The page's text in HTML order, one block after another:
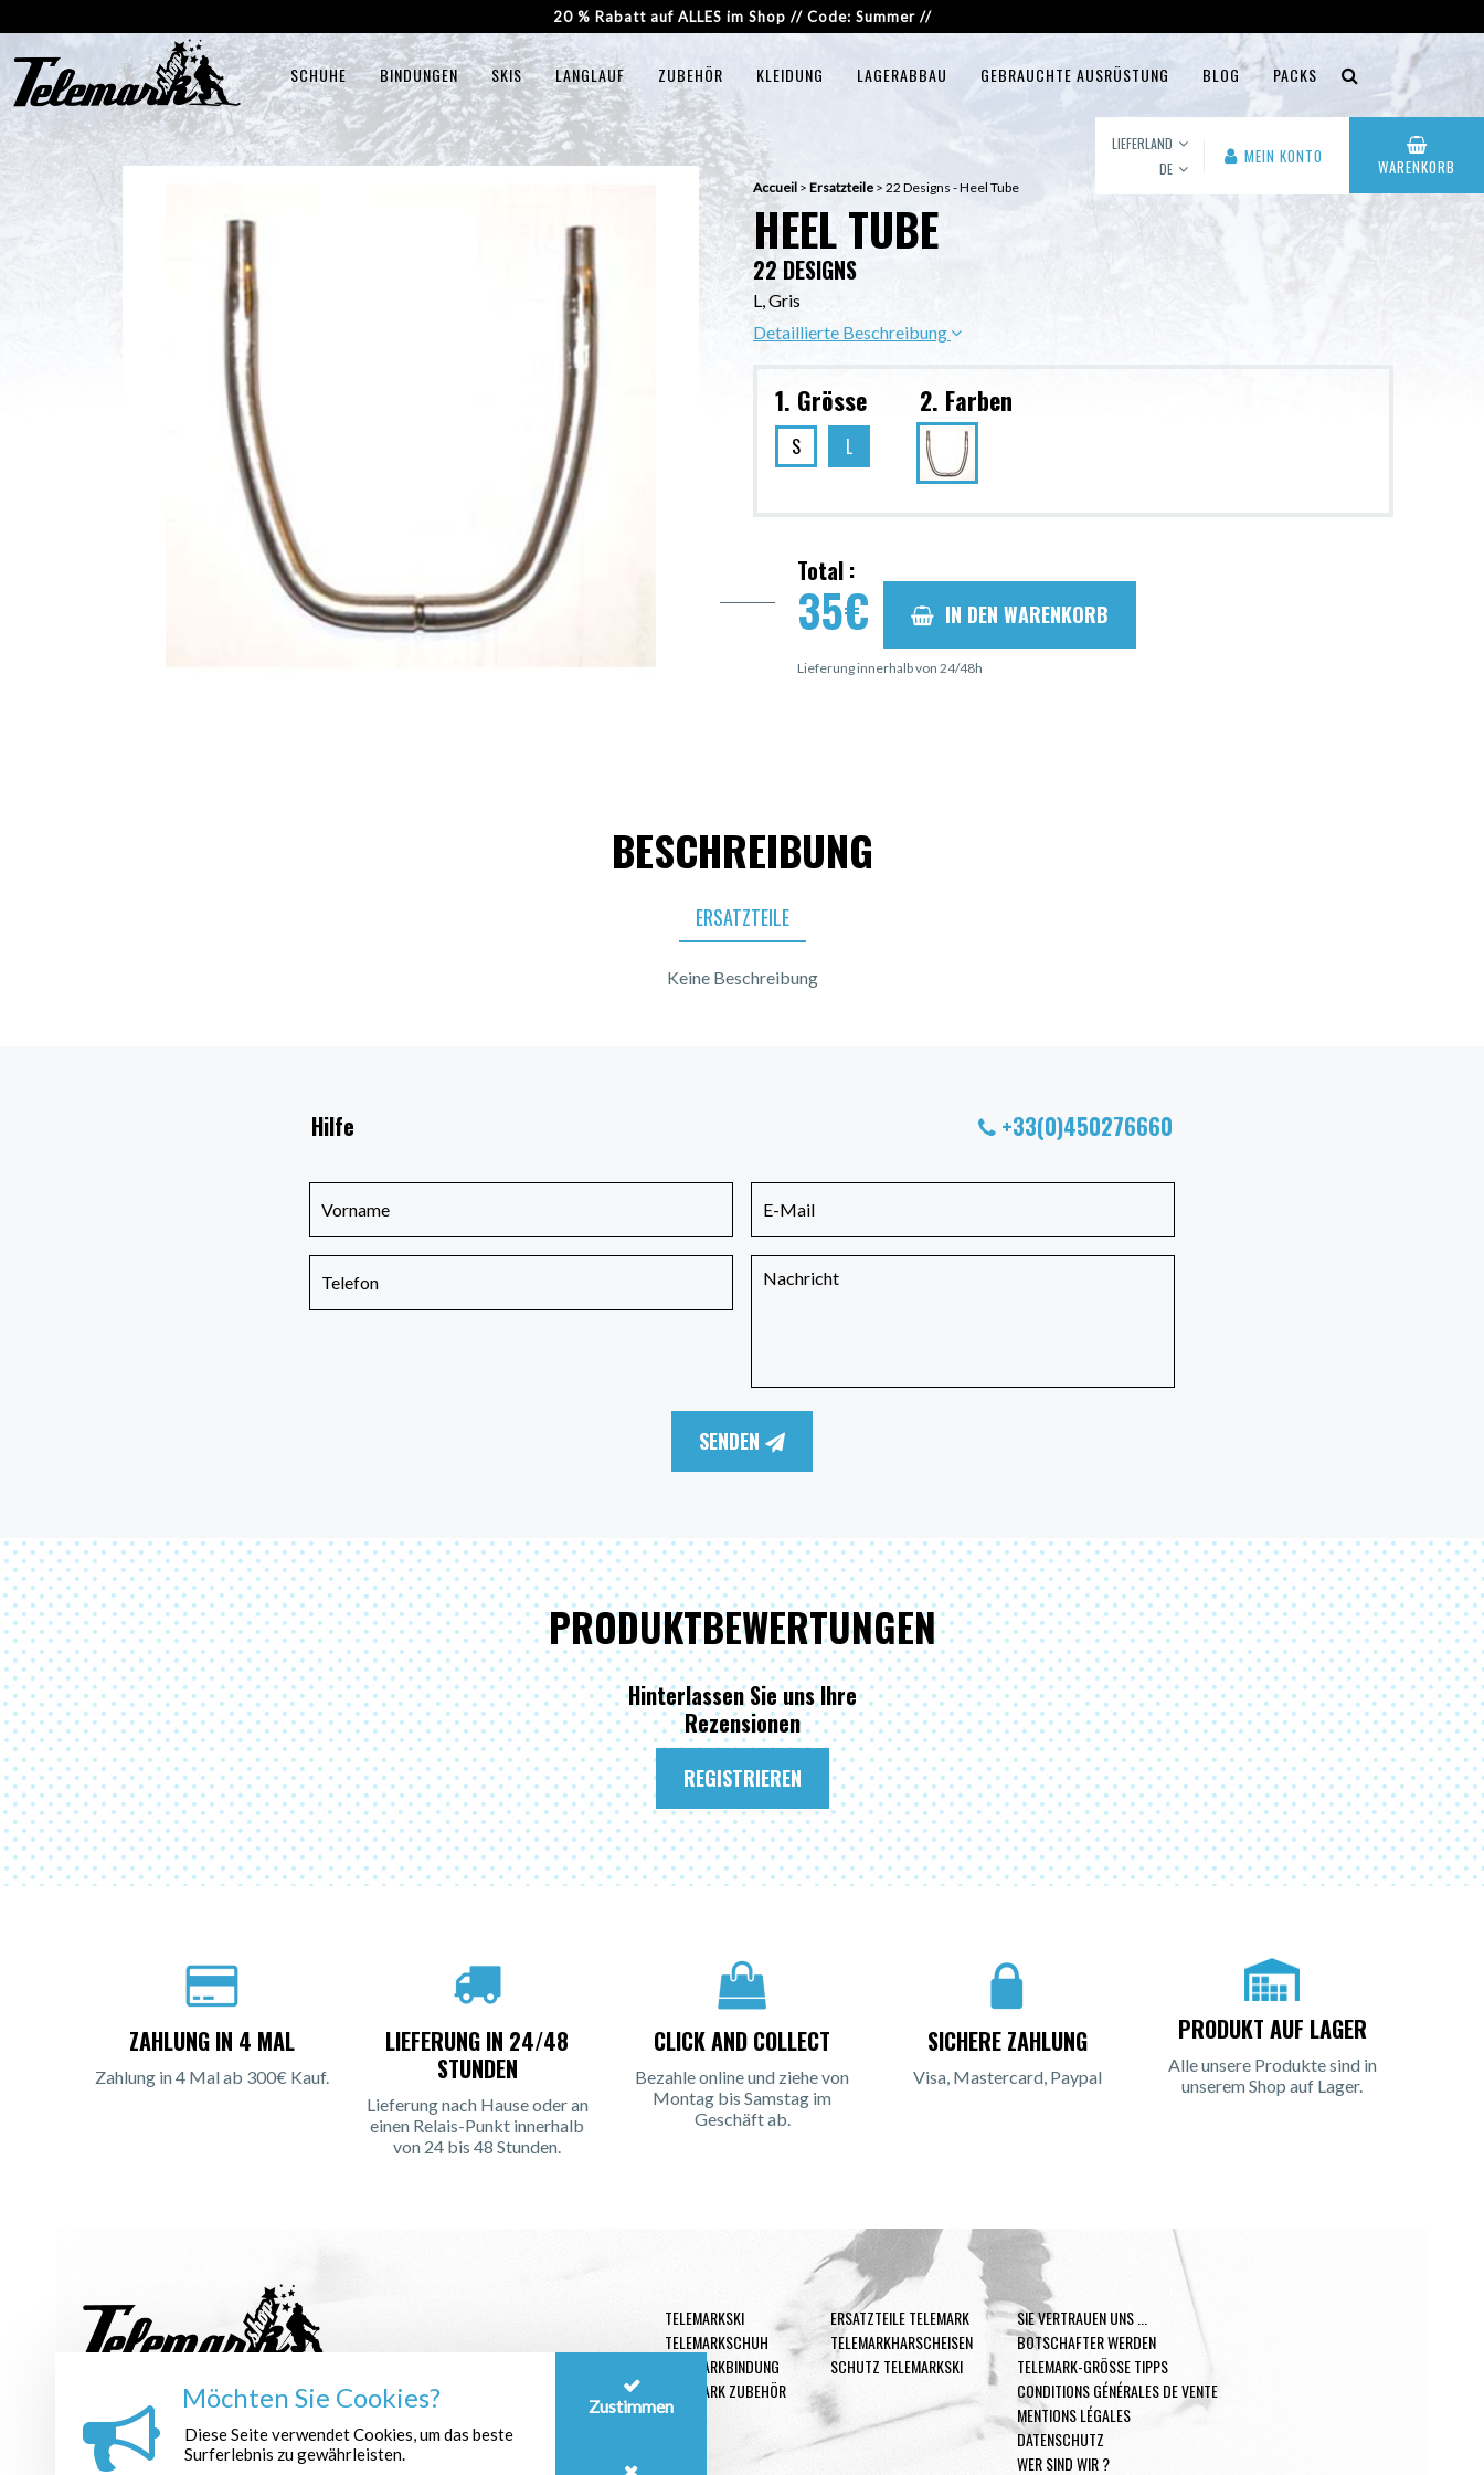
20 % Rabatt auf ALLES im Shop // Code: Summer //
SCHUHE BINDUNGEN SKIS LANGLAUF ZUBEHÖR KLEIDUNG LAGERABBAU GEBRAUCHTE AUSRÜSTUNG BLOG PACKS
LIEFERLAND
DE
MEIN KONTO WARENKORB
Accueil > Ersatzteile > 22 Designs - Heel Tube
HEEL TUBE
22 DESIGNS
L, Gris
Detaillierte Beschreibung
1. Grösse
S L
2. Farben
Total :
35€ IN DEN WARENKORB
Lieferung innerhalb von 24/48h
BESCHREIBUNG
ERSATZTEILE
Keine Beschreibung
Hilfe +33(0)450276660
SENDEN
PRODUKTBEWERTUNGEN
Hinterlassen Sie uns Ihre
Rezensionen
REGISTRIEREN
ZAHLUNG IN 4 MAL
Zahlung in 4 Mal ab 300€ Kauf.
LIEFERUNG IN 24/48
STUNDEN
Lieferung nach Hause oder an
einen Relais-Punkt innerhalb
von 24 bis 48 Stunden.
CLICK AND COLLECT
Bezahle online und ziehe von
Montag bis Samstag im
Geschäft ab.
SICHERE ZAHLUNG
Visa, Mastercard, Paypal
PRODUKT AUF LAGER
Alle unsere Produkte sind in
unserem Shop auf Lager.
NEWSLETTER ANMELDEN :
TELEMARKSKI
TELEMARKSCHUH
TELEMARKBINDUNG
TELEMARK ZUBEHÖR
ERSATZTEILE TELEMARK
TELEMARKHARSCHEISEN
SCHUTZ TELEMARKSKI
SIE VERTRAUEN UNS ...
BOTSCHAFTER WERDEN
TELEMARK-GRÖSSE TIPPS
CONDITIONS GÉNÉRALES DE VENTE
MENTIONS LÉGALES
DATENSCHUTZ
WER SIND WIR ?
Möchten Sie Cookies?
Diese Seite verwendet Cookies, um das beste
Surferlebnis zu gewährleisten.
Zustimmen